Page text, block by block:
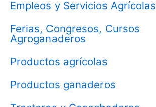
Empleos y Servicios Agrícolas
Ferias, Congresos, Cursos
Agroganaderos
Productos agrícolas
Productos ganaderos